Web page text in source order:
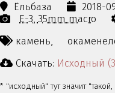
Ёльбаза 2018-
E-3 35mm macro
камень,
Скачать: Исходный
* "исходный" тут значит